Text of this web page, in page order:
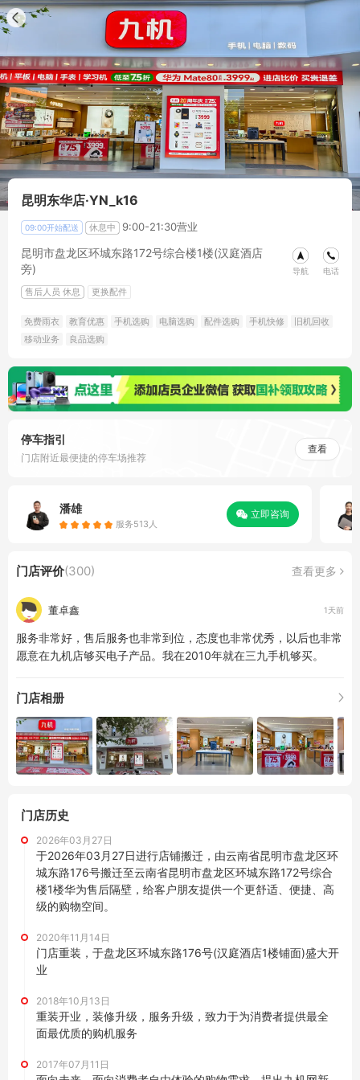
昆明东华店·YN_k16
09:00开始配送 休息中 9:00-21:30营业
昆明市盘龙区环城东路172号综合楼1楼(汉庭酒店
旁)
导航 电话
售后人员 休息 更换配件
免费雨衣 教育优惠 手机选购 电脑选购 配件选购 手机快修
旧机回收
移动业务
良品选购
停车指引
门店附近最便捷的停车场推荐
查看
潘雄
服务513人
立即咨询
门店评价(300) 查看更多
董卓鑫 1天前
服务非常好，售后服务也非常到位，态度也非常优秀，以后也非常
愿意在九机店够买电子产品。我在2010年就在三九手机够买。
门店相册
门店历史
2026年03月27日
于2026年03月27日进行店铺搬迁，由云南省昆明市盘龙区环
城东路176号搬迁至云南省昆明市盘龙区环城东路172号综合
楼1楼华为售后隔壁，给客户朋友提供一个更舒适、便捷、高
级的购物空间。
2020年11月14日
门店重装，于盘龙区环城东路176号(汉庭酒店1楼铺面)盛大开
业
2018年10月13日
重装开业，装修升级，服务升级，致力于为消费者提供最全
面最优质的购机服务
2017年07月11日